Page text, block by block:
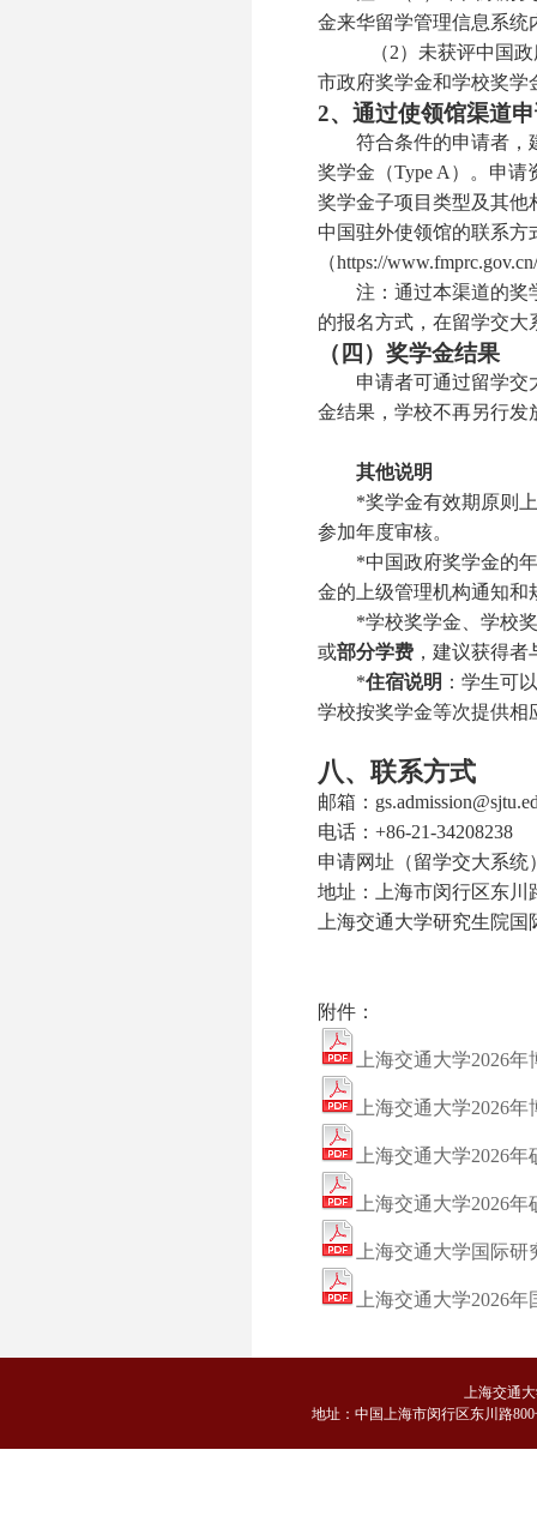
金来华留学管理信息系统
（2）未获评中国
市政府奖学金和学校奖学
2、通过使领馆渠道
符合条件的申请者，
奖学金（Type A）。申
奖学金子项目类型及其他
中国驻外使领馆的联系
（https://
注：通过本渠道的奖
的报名方式，在留学交大
（四）奖学金结果
申请者可通过留学交
金结果，学校不再另行发
其他说明
*奖学金有效期原则
参加年度审核。
*中国政府奖学金的
金的上级管理机构通知和
*学校奖学金、 学校
或部分学费 ，建议获得
*住宿说明 ： 学生可
学校按奖学金等次提供相
八、联系方式
邮箱：
电话：+86-21-34208238
申请网址（留学交大系统
地址：上海市闵行区东川
上海交通大学研究生院国
附件：
上海交通大学2026
上海交通大学2026
上海交通大学2026
上海交通大学2026
上海交通大学国际研
上海交通大学2026
上海交通
地址：中国上海市闵行区东川路